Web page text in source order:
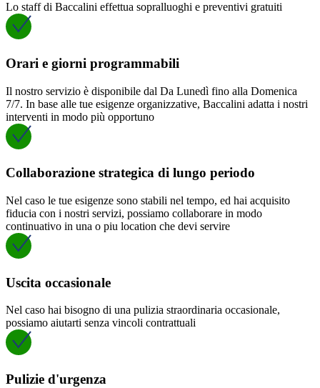
Lo staff di Baccalini effettua sopralluoghi e preventivi gratuiti
Orari e giorni programmabili
Il nostro servizio è disponibile dal Da Lunedì fino alla Domenica
7/7. In base alle tue esigenze organizzative, Baccalini adatta i nostri
interventi in modo più opportuno
Collaborazione strategica di lungo periodo
Nel caso le tue esigenze sono stabili nel tempo, ed hai acquisito
fiducia con i nostri servizi, possiamo collaborare in modo
continuativo in una o piu location che devi servire
Uscita occasionale
Nel caso hai bisogno di una pulizia straordinaria occasionale,
possiamo aiutarti senza vincoli contrattuali
Pulizie d'urgenza